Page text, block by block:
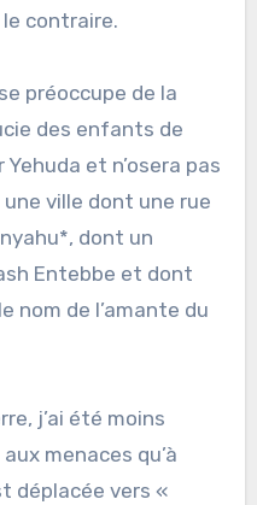
contraire.
préoccupe de la
des enfants de
et n’osera pas
une ville dont une rue
dont un
Entebbe et dont
nom de l’amante du
j’ai été moins
menaces qu’à
déplacée vers «